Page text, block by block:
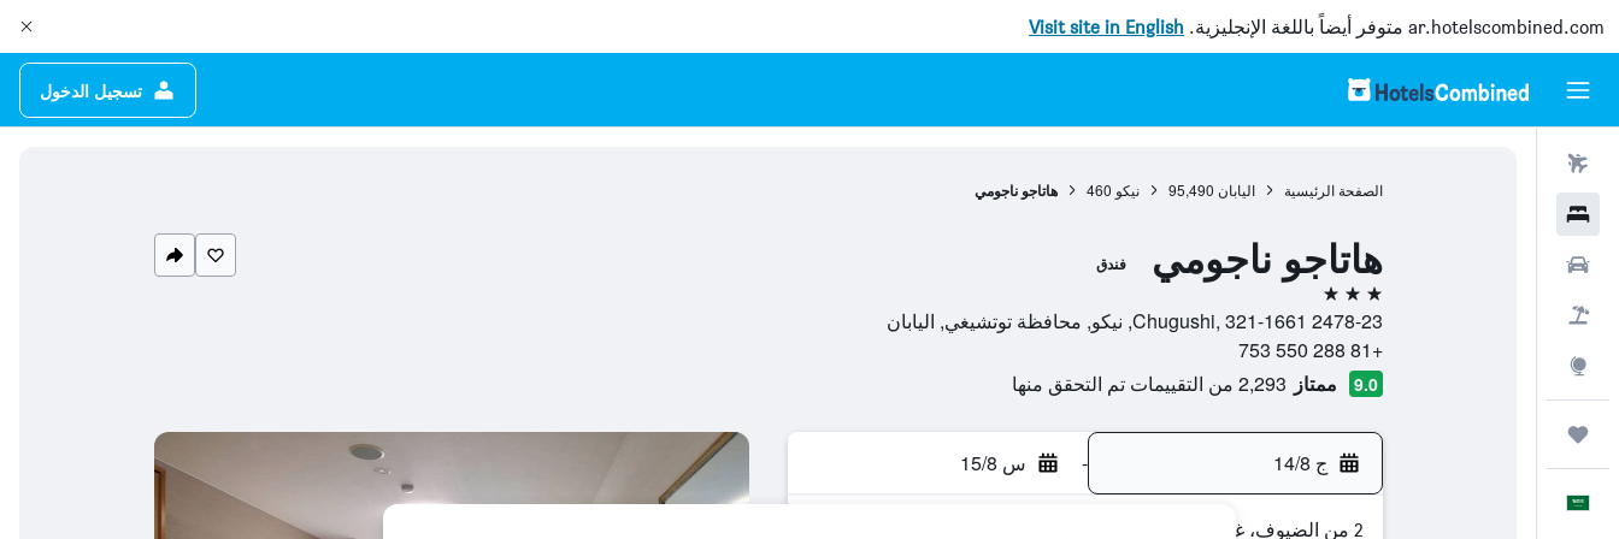
ar.hotelscombined.com متوفر أيضاً باللغة الإنجليزية. Visit site in English
تسجيل الدخول
الصفحة الرئيسية اليابان 95,490 نيكو 460 هاتاجو ناجومي
هاتاجو ناجومي فندق
3 نجوم
2478-23 Chugushi, 321-1661, نيكو, محافظة توتشيغي, اليابان
+81 288 550 753
9.0 ممتاز 2,293 من التقييمات تم التحقق منها
ج 14/8 - س 15/8
2 من الضيوف، غرفة واحدة